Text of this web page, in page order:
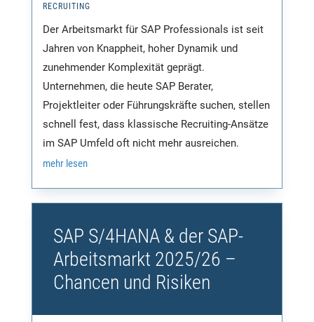
RECRUITING
Der Arbeitsmarkt für SAP Professionals ist seit
Jahren von Knappheit, hoher Dynamik und
zunehmender Komplexität geprägt.
Unternehmen, die heute SAP Berater,
Projektleiter oder Führungskräfte suchen, stellen
schnell fest, dass klassische Recruiting-Ansätze
im SAP Umfeld oft nicht mehr ausreichen.
mehr lesen
SAP S/4HANA & der SAP-
Arbeitsmarkt 2025/26 –
Chancen und Risiken